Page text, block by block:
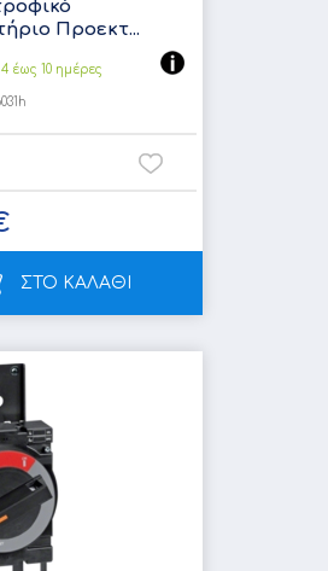
Προεκτ...
έως 10 ημέρες
ΣΤΟ ΚΑΛΑΘΙ